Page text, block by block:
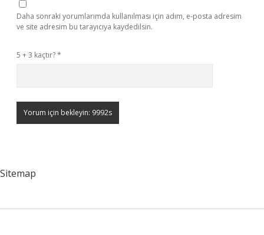
Daha sonraki yorumlarımda kullanılması için adım, e-posta adresim
ve site adresim bu tarayıcıya kaydedilsin.
5 + 3 kaçtır?*
Sitemap